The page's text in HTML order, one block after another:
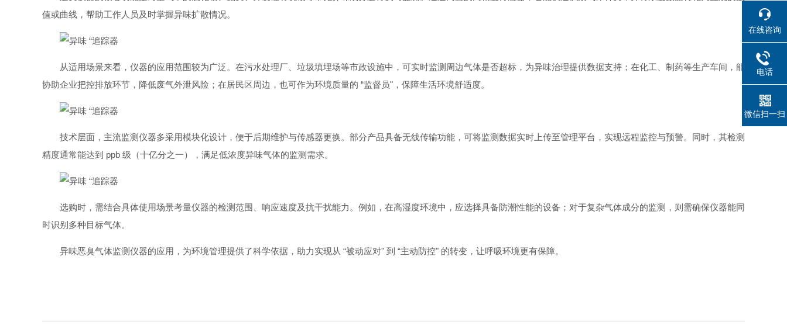
值或曲线，帮助工作人员及时掌握异味扩散情况。
从适用场景来看，仪器的应用范围较为广泛。在污水处理厂、垃圾填埋场等市政设施中，可实时监测周边气体是否超标，为异味治理提供数据支持；在化工、制药等生产车间，能
协助企业把控排放环节，降低废气外泄风险；在居民区周边，也可作为环境质量的 “监督员"，保障生活环境舒适度。
技术层面，主流监测仪器多采用模块化设计，便于后期维护与传感器更换。部分产品具备无线传输功能，可将监测数据实时上传至管理平台，实现远程监控与预警。同时，其检测
精度通常能达到 ppb 级（十亿分之一），满足低浓度异味气体的监测需求。
选购时，需结合具体使用场景考量仪器的检测范围、响应速度及抗干扰能力。例如，在高湿度环境中，应选择具备防潮性能的设备；对于复杂气体成分的监测，则需确保仪器能同
时识别多种目标气体。
异味恶臭气体监测仪器的应用，为环境管理提供了科学依据，助力实现从 “被动应对" 到 “主动防控" 的转变，让呼吸环境更有保障。
在线咨询
电话
微信扫一扫